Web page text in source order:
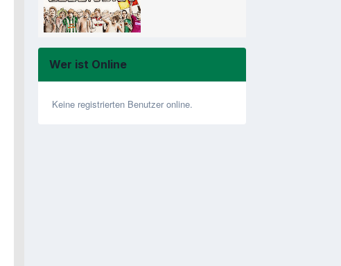
Wer ist Online
Keine registrierten Benutzer online.